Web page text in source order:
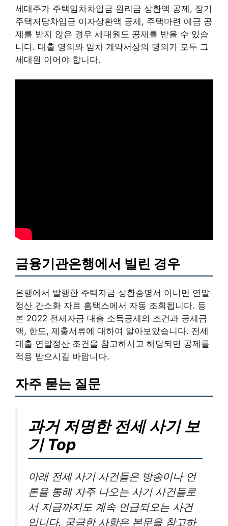
세대주가 주택임차차입금 원리금 상환액 공제, 장기
주택저당차입금 이자상환액 공제, 주택마련 예금 공
제를 받지 않은 경우 세대원도 공제를 받을 수 있습
니다. 대출 명의와 임차 계약서상의 명의가 모두 그
세대원 이어야 합니다.
금융기관은행에서 빌린 경우
은행에서 발행한 주택자금 상환증명서 아니면 연말
정산 간소화 자료 홈택스에서 자동 조회됩니다. 등
본 2022 전세자금 대출 소득공제의 조건과 공제금
액, 한도, 제출서류에 대하여 알아보았습니다. 전세
대출 연말정산 조건을 참고하시고 해당되면 공제를
적용 받으시길 바랍니다.
자주 묻는 질문
과거 저명한 전세 사기 보
기 Top
아래 전세 사기 사건들은 방송이나 언
론을 통해 자주 나오는 사기 사건들로
서 지금까지도 계속 언급되오는 사건
입니다. 궁금한 사항은 본문을 참고하